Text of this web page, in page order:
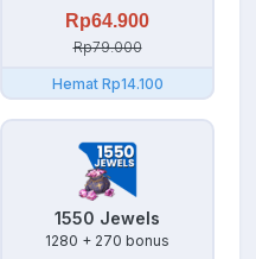
Rp64.900
Rp79.000
Hemat Rp14.100
1550 Jewels
1280 + 270 bonus